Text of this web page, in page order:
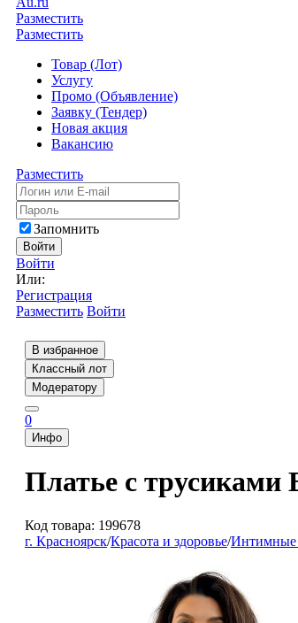
Разместить
Разместить
Товар (Лот)
Услугу
Промо (Объявление)
Заявку (Тендер)
Новая акция
Вакансию
Разместить
Запомнить
Войти
Войти
Или:
Регистрация
Разместить Войти
В избранное
Классный лот
Модератору
0
Инфо
Платье с трусиками
Код товара: 199678
г. Красноярск/Красота и здоровье/Интимные